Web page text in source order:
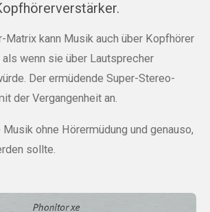
Matrix kann Musik auch über Kopfhörer
wenn sie über Lautsprecher
Der ermüdende Super-Stereo-
der Vergangenheit an.
ohne Hörermüdung und genauso,
sollte.